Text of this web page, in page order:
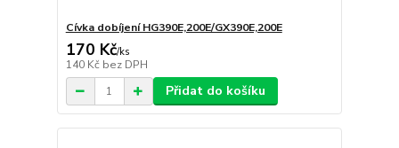
Cívka dobíjení HG390E,200E/GX390E,200E
170 Kč/ks
140 Kč bez DPH
Přidat do košíku